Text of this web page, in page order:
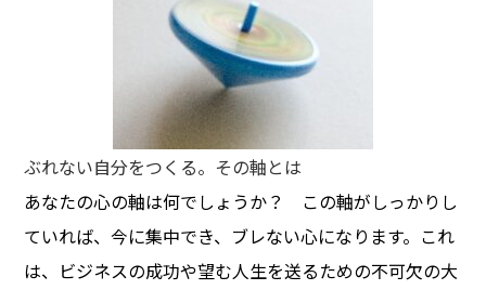
ぶれない自分をつくる。その軸とは
あなたの心の軸は何でしょうか？ この軸がしっかりし
ていれば、今に集中でき、ブレない心になります。これ
は、ビジネスの成功や望む人生を送るための不可欠の大